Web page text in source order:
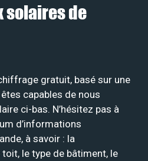
solaires de
gratuit, basé sur une
capables de nous
ci-bas. N’hésitez pas à
d’informations
à savoir : la
le type de bâtiment, le